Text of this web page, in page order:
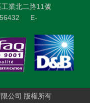
業北二路11號
E-
公司 版權所有